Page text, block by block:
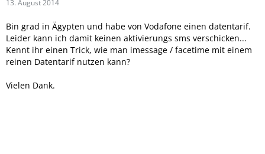
13. August 2014
Bin grad in Ägypten und habe von Vodafone einen datentarif.
Leider kann ich damit keinen aktivierungs sms verschicken...
Kennt ihr einen Trick, wie man imessage / facetime mit einem
reinen Datentarif nutzen kann?
Vielen Dank.